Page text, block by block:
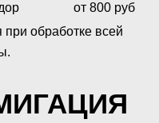
от 800 руб
при обработке всей